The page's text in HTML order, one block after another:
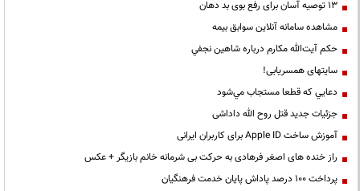
13 توصیه آسان برای رفع بوی بد دهان
مشاهده سامانه آنلاين سوابق بیمه
حكم آيت‌الله مكارم درباره شاهين نجفي
سایتهای همسریابی!
دعايي كه قطعا مستجاب مي‌شود
جزئیات جدید قتل روح الله داداشی
آموزش ساخت Apple ID برای کاربران ایرانی
راز خنده های اصغر فرهادی به حرکت بی شرمانه خانم بازیگر + عکس
پرداخت ۱۰۰ درصد پاداش پایان خدمت فرهنگیان